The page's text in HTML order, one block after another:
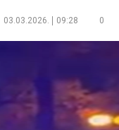
03.03.2026. 09:28 0